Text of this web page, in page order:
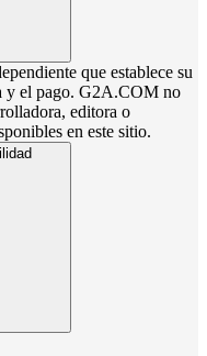
que establece su
y el pago. G2A.COM no
editora o
en este sitio.